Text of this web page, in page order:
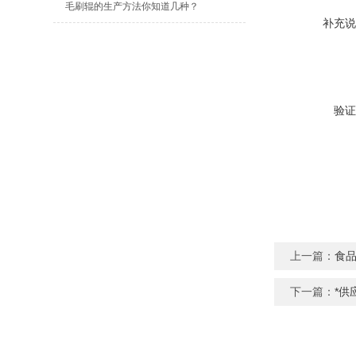
毛刷辊的生产方法你知道几种？
补充
验
上一篇：食
下一篇：*供